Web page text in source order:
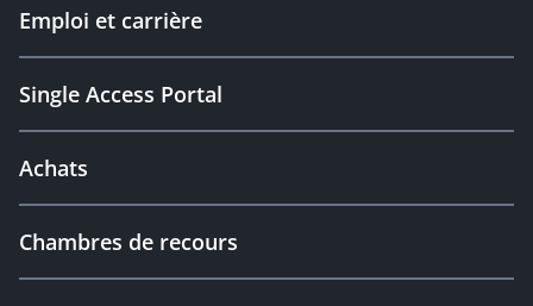
Emploi et carrière
Single Access Portal
Achats
Chambres de recours